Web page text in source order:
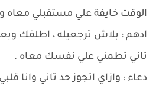
الوقت خايفة علي مستقبلي
ادهم : بلاش ترجعيله ، اطلقك
تاني تطمني علي نفسك معاه .
دعاء : وازاي اتجوز حد تاني وانا